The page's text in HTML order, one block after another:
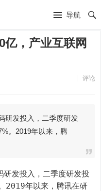
导航
亿，产业互联网
评论
研发投入，二季度研发
。2019年以来，腾
2019年以来，腾讯在研